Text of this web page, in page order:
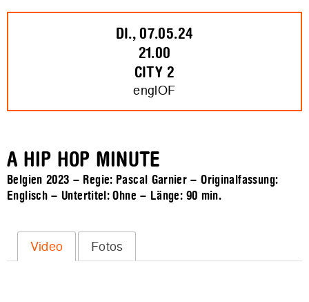
DI., 07.05.24
21.00
CITY 2
englOF
A HIP HOP MINUTE
Belgien 2023 – Regie: Pascal Garnier – Originalfassung:
Englisch – Untertitel: Ohne – Länge: 90 min.
Video Fotos